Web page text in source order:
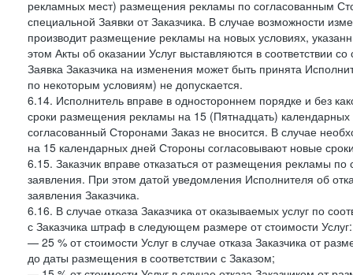
рекламных мест) размещения рекламы по согласованным
специальной Заявки от Заказчика. В случае возможности
производит размещение рекламы на новых условиях,
этом Акты об оказании Услуг выставляются в соответствии
Заявка Заказчика на изменения может быть принята
по некоторым условиям) не допускается.
6.14. Исполнитель вправе в одностороннем порядке и без
сроки размещения рекламы на 15 (Пятнадцать)
согласованный Сторонами Заказ не вносится. В случае
на 15 календарных дней Стороны согласовывают новые
6.15. Заказчик вправе отказаться от размещения рекламы
заявления. При этом датой уведомления Исполнителя об
заявления Заказчика.
6.16. В случае отказа Заказчика от оказываемых услуг по
с Заказчика штраф в следующем размере от стоимости Услуг:
— 25 % от стоимости Услуг в случае отказа Заказчика от
до даты размещения в соответствии с Заказом;